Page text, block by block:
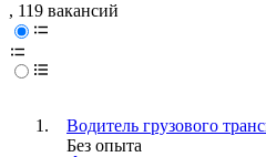
, 119 вакансий
Водитель грузового
Без опыта